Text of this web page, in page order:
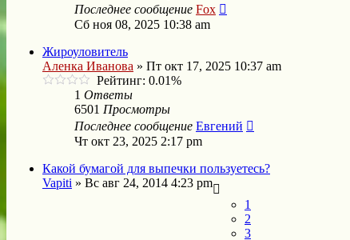
Последнее сообщение Fox
Сб ноя 08, 2025 10:38 am
Жироуловитель
Аленка Иванова » Пт окт 17, 2025 10:37 am
Рейтинг: 0.01%
1 Ответы
6501 Просмотры
Последнее сообщение Евгений
Чт окт 23, 2025 2:17 pm
Какой бумагой для выпечки пользуетесь?
Vapiti » Вс авг 24, 2014 4:23 pm
1
2
3